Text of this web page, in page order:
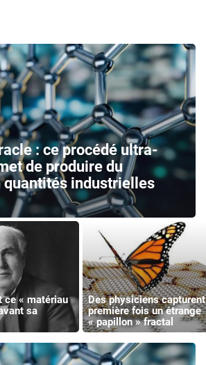
: ce procédé ultra-
de produire du
quantités industrielles
ce « matériau
sa
Des physiciens
première fois un étrange
« papillon » fractal